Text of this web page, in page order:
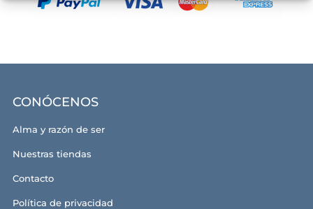
CONÓCENOS
Alma y razón de ser
Nuestras tiendas
Contacto
Política de privacidad